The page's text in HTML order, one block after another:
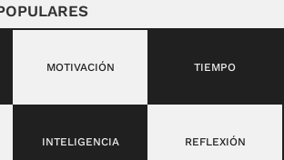
MOTIVACIÓN TIEMPO
INTELIGENCIA REFLEXIÓN